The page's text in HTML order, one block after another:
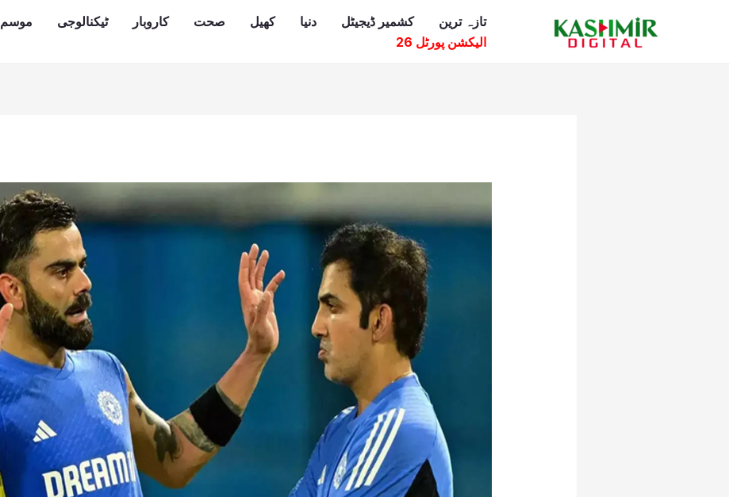
تازہ ترین کشمیر ڈیجیٹل دنیا کھیل صحت کاروبار ٹیکنالوجی موسم
الیکشن پورٹل 26